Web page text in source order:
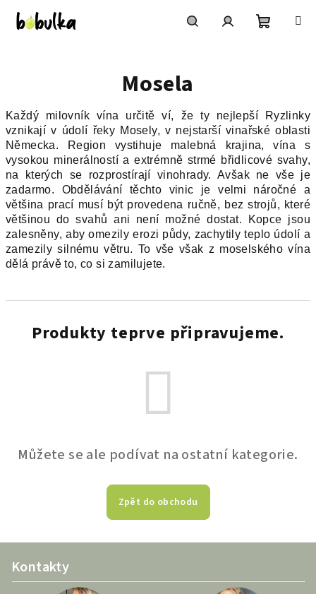
obsah
Mosela
Každý milovník vína určitě ví, že ty nejlepší Ryzlinky
vznikají v údolí řeky Mosely, v nejstarší vinařské oblasti
Německa. Region vystihuje malebná krajina, vína s
vysokou minerálností a extrémně strmé břidlicové svahy,
na kterých se rozprostírají vinohrady. Avšak ne vše je
zadarmo. Obdělávání těchto vinic je velmi náročné a
většina prací musí být provedena ručně, bez strojů, které
většinou do svahů ani není možné dostat. Kopce jsou
zalesněny, aby omezily erozi půdy, zachytily teplo údolí a
zamezily silnému větru. To vše však z moselského vína
dělá právě to, co si zamilujete.
Produkty teprve připravujeme.
Můžete se ale podívat na ostatní kategorie.
Zpět do obchodu
Kontakty